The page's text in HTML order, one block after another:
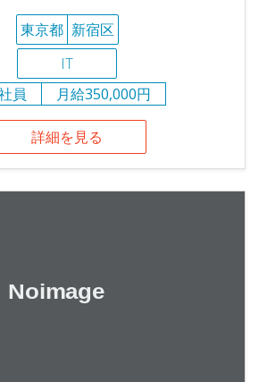
東京都 新宿区
IT
員
月給350,000円
詳細を見る